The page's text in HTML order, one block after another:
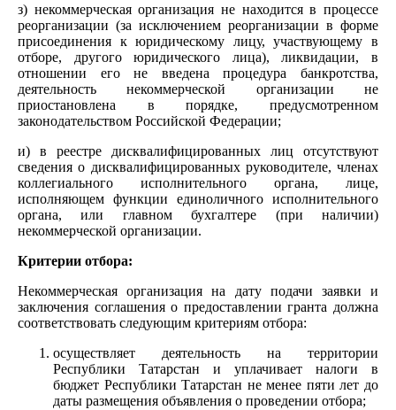
з) некоммерческая организация не находится в процессе
реорганизации (за исключением реорганизации в форме
присоединения к юридическому лицу, участвующему в
отборе, другого юридического лица), ликвидации, в
отношении его не введена процедура банкротства,
деятельность некоммерческой организации не
приостановлена в порядке, предусмотренном
законодательством Российской Федерации;
и) в реестре дисквалифицированных лиц отсутствуют
сведения о дисквалифицированных руководителе, членах
коллегиального исполнительного органа, лице,
исполняющем функции единоличного исполнительного
органа, или главном бухгалтере (при наличии)
некоммерческой организации.
Критерии отбора:
Некоммерческая организация на дату подачи заявки и
заключения соглашения о предоставлении гранта должна
соответствовать следующим критериям отбора:
осуществляет деятельность на территории
Республики Татарстан и уплачивает налоги в
бюджет Республики Татарстан не менее пяти лет до
даты размещения объявления о проведении отбора;